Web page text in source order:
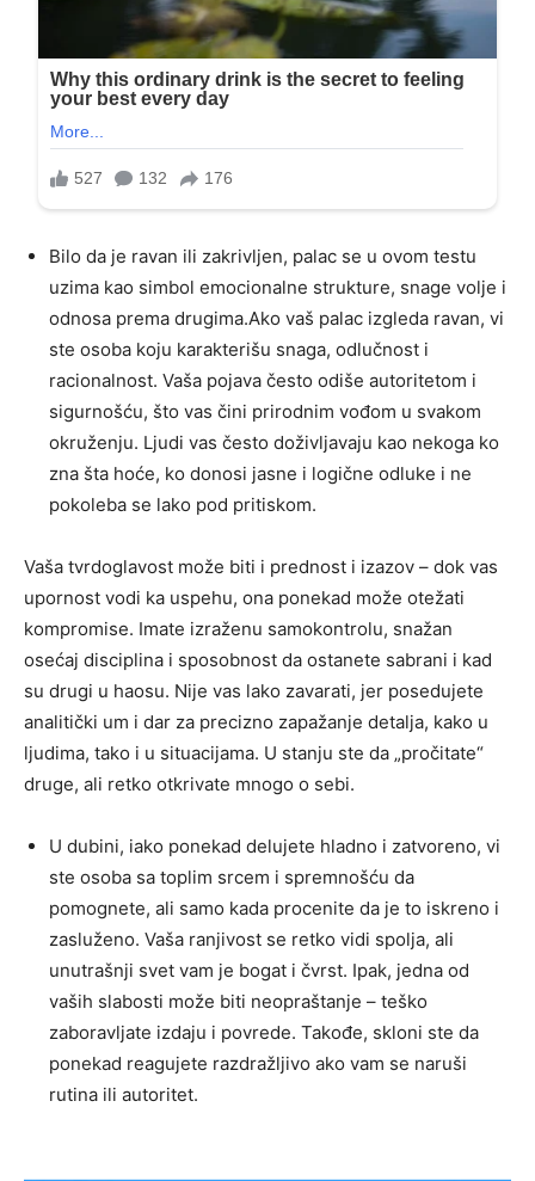
Bilo da je ravan ili zakrivljen, palac se u ovom testu
uzima kao simbol emocionalne strukture, snage volje i
odnosa prema drugima.Ako vaš palac izgleda ravan, vi
ste osoba koju karakterišu snaga, odlučnost i
racionalnost. Vaša pojava često odiše autoritetom i
sigurnošću, što vas čini prirodnim vođom u svakom
okruženju. Ljudi vas često doživljavaju kao nekoga ko
zna šta hoće, ko donosi jasne i logične odluke i ne
pokoleba se lako pod pritiskom.
Vaša tvrdoglavost može biti i prednost i izazov – dok vas
upornost vodi ka uspehu, ona ponekad može otežati
kompromise. Imate izraženu samokontrolu, snažan
osećaj disciplina i sposobnost da ostanete sabrani i kad
su drugi u haosu. Nije vas lako zavarati, jer posedujete
analitički um i dar za precizno zapažanje detalja, kako u
ljudima, tako i u situacijama. U stanju ste da „pročitate“
druge, ali retko otkrivate mnogo o sebi.
U dubini, iako ponekad delujete hladno i zatvoreno, vi
ste osoba sa toplim srcem i spremnošću da
pomognete, ali samo kada procenite da je to iskreno i
zasluženo. Vaša ranjivost se retko vidi spolja, ali
unutrašnji svet vam je bogat i čvrst. Ipak, jedna od
vaših slabosti može biti neopraštanje – teško
zaboravljate izdaju i povrede. Takođe, skloni ste da
ponekad reagujete razdražljivo ako vam se naruši
rutina ili autoritet.